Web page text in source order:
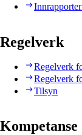
Regelverk
Regelverk
Regelverk
Tilsyn